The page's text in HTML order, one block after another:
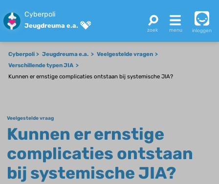
Cyberpoli
Jeugdreuma e.a.
inloggen
Cyberpoli Jeugdreuma e.a.
Veelgestelde vragen
Verschillende typen JIA
Kunnen er ernstige complicaties ontstaan bij systemische JIA?
Veelgestelde vraag
Kunnen er ernstige
complicaties ontstaan
bij systemische JIA?